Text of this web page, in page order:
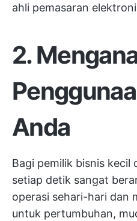
ahli pemasaran
2.
Anda
Bagi pemilik bisnis kecil
setiap detik sangat
operasi sehari-hari dan
untuk pertumbuhan,